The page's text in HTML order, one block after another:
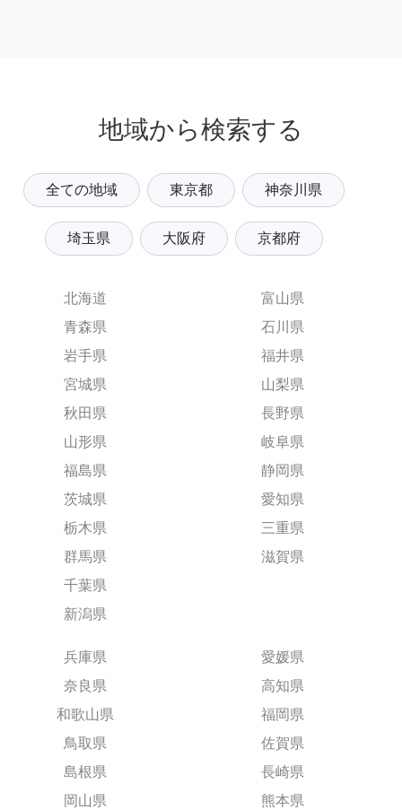
地域から検索する
全ての地域 東京都 神奈川県
埼玉県 大阪府 京都府
北海道
青森県
岩手県
宮城県
秋田県
山形県
福島県
茨城県
栃木県
群馬県
千葉県
新潟県
富山県
石川県
福井県
山梨県
長野県
岐阜県
静岡県
愛知県
三重県
滋賀県
兵庫県
奈良県
和歌山県
鳥取県
島根県
岡山県
愛媛県
高知県
福岡県
佐賀県
長崎県
熊本県